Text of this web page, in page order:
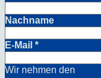
Nachname
E-Mail *
Wir nehmen den